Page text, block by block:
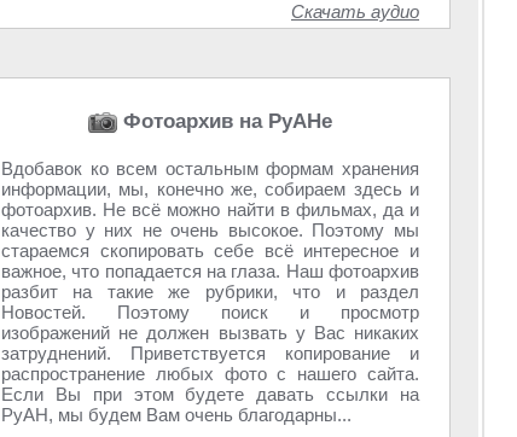
Скачать аудио
Фотоархив на РуАНе
Вдобавок ко всем остальным формам хранения
информации, мы, конечно же, собираем здесь и
фотоархив. Не всё можно найти в фильмах, да и
качество у них не очень высокое. Поэтому мы
стараемся скопировать себе всё интересное и
важное, что попадается на глаза. Наш фотоархив
разбит на такие же рубрики, что и раздел
Новостей. Поэтому поиск и просмотр
изображений не должен вызвать у Вас никаких
затруднений. Приветствуется копирование и
распространение любых фото с нашего сайта.
Если Вы при этом будете давать ссылки на
РуАН, мы будем Вам очень благодарны...